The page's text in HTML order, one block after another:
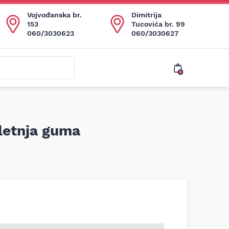
Vojvođanska br.
153
060/3030623
Dimitrija
Tucovića br. 99
060/3030627
letnja guma